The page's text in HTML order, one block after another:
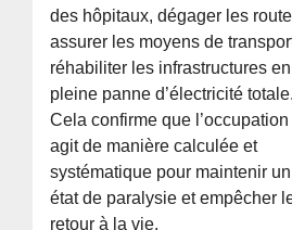
des hôpitaux, dégager les
assurer les moyens de
réhabiliter les infrastructures en
pleine panne d’électricité totale.
Cela confirme que l’occupation
agit de manière calculée et
systématique pour maintenir un
état de paralysie et empêcher
retour à la vie.